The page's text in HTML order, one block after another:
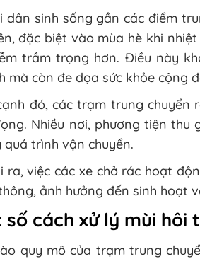
dân sinh sống gần các điểm
đặc biệt vào mùa hè khi
trầm trọng hơn. Điều này
mà còn đe dọa sức khỏe cộng
đó, các trạm trung
Nhiều nơi, phương tiện thu
trình vận chuyển.
ra, việc các xe chở rác hoạt
ảnh hưởng đến sinh hoạt
số cách xử lý mùi hôi
quy mô của trạm trung